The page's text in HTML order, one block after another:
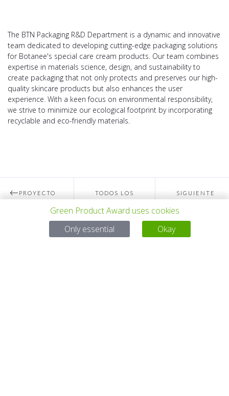
The BTN Packaging R&D Department is a dynamic and innovative
team dedicated to developing cutting-edge packaging solutions
for Botanee's special care cream products. Our team combines
expertise in materials science, design, and sustainability to
create packaging that not only protects and preserves our high-
quality skincare products but also enhances the user
experience. With a keen focus on environmental responsibility,
we strive to minimize our ecological footprint by incorporating
recyclable and eco-friendly materials.
PROYECTO
ANTERIOR
TODOS LOS
PROYECTOS
SIGUIENTE
PROYECTO
Para preguntas:
Green Product Award uses cookies
Only essential
Okay